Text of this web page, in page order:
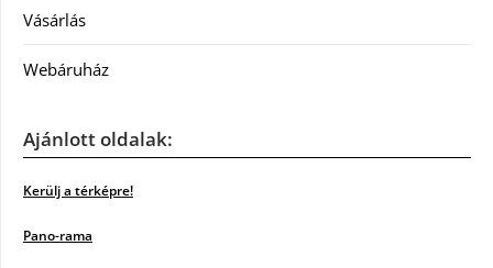
Vásárlás
Webáruház
Ajánlott oldalak:
Kerülj a térképre!
Pano-rama